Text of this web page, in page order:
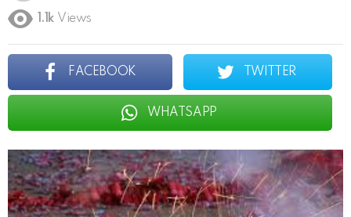
1.1k Views
FACEBOOK TWITTER
WHATSAPP